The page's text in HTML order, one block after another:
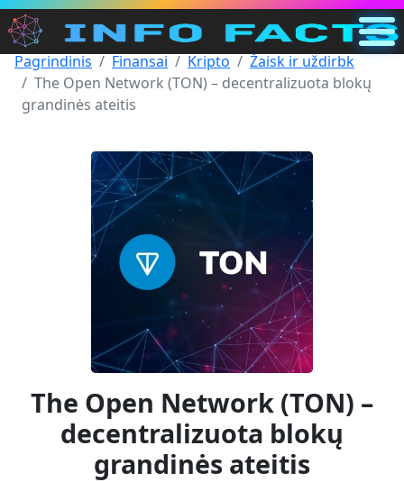
Pagrindinis
LT
Kategorijos
Pagrindinis Finansai Kripto
Žaisk ir uždirbk
The Open Network (TON) – decentralizuota blokų
grandinės ateitis
The Open Network (TON) –
decentralizuota blokų
grandinės ateitis